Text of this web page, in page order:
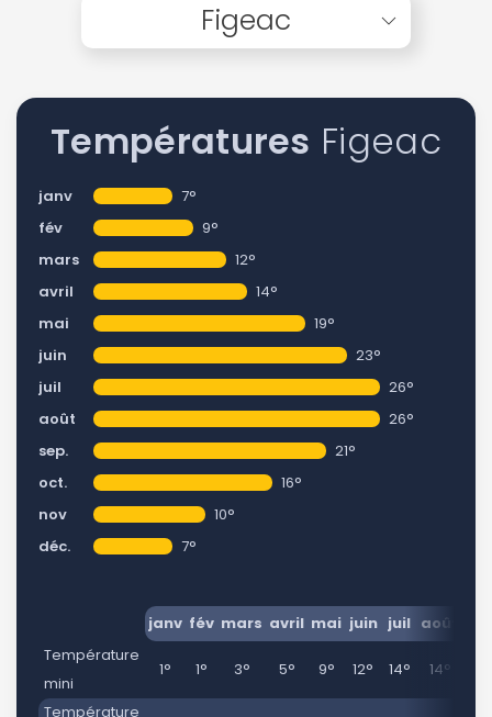
Figeac
Températures Figeac
janv
7°
fév
9°
mars
12°
avril
14°
mai
19°
juin
23°
juil
26°
août
26°
sep.
21°
oct.
16°
nov
10°
déc.
7°
janv fév mars avril mai juin juil août
Température
mini
1° 1° 3° 5° 9° 12° 14° 14°
Température